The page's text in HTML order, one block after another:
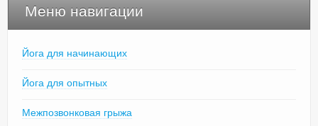
Меню навигации
Йога для начинающих
Йога для опытных
Межпозвонковая грыжа